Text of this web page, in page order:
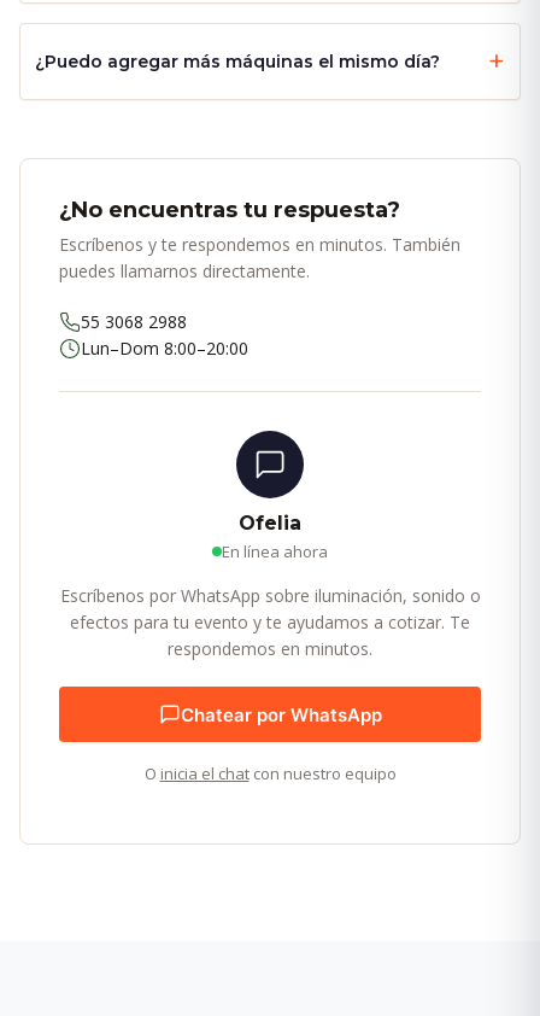
¿Puedo agregar más máquinas el mismo día?
¿No encuentras tu respuesta?
Escríbenos y te respondemos en minutos. También
puedes llamarnos directamente.
55 3068 2988
Lun–Dom 8:00–20:00
Ofelia
En línea ahora
Escríbenos por WhatsApp sobre iluminación, sonido o
efectos para tu evento y te ayudamos a cotizar. Te
respondemos en minutos.
Chatear por WhatsApp
O inicia el chatcon nuestro equipo